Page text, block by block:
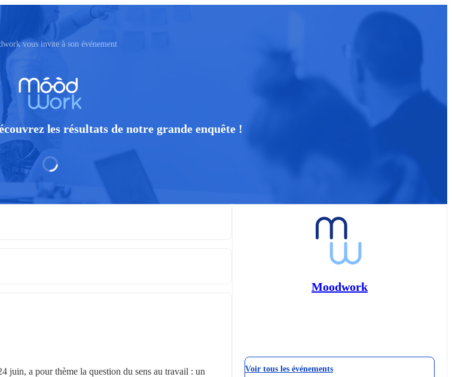
vous invite à son événement
les résultats de notre grande enquête !
juin, a pour thème la question du sens au travail : un
Moodwork
Voir tous les événements